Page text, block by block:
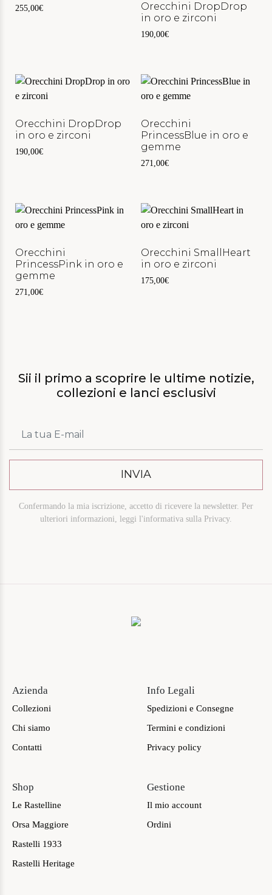
255,00€
Orecchini DropDrop
in oro e zirconi
190,00€
Orecchini DropDrop
in oro e zirconi
190,00€
Orecchini
PrincessBlue in oro e
gemme
271,00€
Orecchini
PrincessPink in oro e
gemme
271,00€
Orecchini SmallHeart
in oro e zirconi
175,00€
Sii il primo a scoprire le ultime notizie,
collezioni e lanci esclusivi
Confermando la mia iscrizione, accetto di ricevere la newsletter. Per
ulteriori informazioni, leggi l'informativa sulla Privacy.
Azienda
Collezioni
Chi siamo
Contatti
Info Legali
Spedizioni e Consegne
Termini e condizioni
Privacy policy
Shop
Le Rastelline
Orsa Maggiore
Rastelli 1933
Rastelli Heritage
Gestione
Il mio account
Ordini